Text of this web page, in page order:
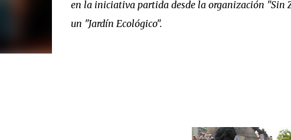
en la iniciativa partida desde la organización "Sin
un "Jardín Ecológico".